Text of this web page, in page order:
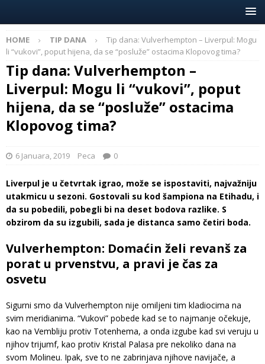
HOME TIP DANA
Tip dana: Vulverhempton – Liverpul: Mogu
li “vukovi”, poput hijena, da se “posluže” ostacima Klopovog tima?
Tip dana: Vulverhempton –
Liverpul: Mogu li “vukovi”, poput
hijena, da se “posluže” ostacima
Klopovog tima?
6 Januara, 2019 Peca 0
Liverpul je u četvrtak igrao, može se ispostaviti, najvažniju
utakmicu u sezoni. Gostovali su kod šampiona na Etihadu, i
da su pobedili, pobegli bi na deset bodova razlike. S
obzirom da su izgubili, sada je distanca samo četiri boda.
Vulverhempton: Domaćin želi revanš za
porat u prvenstvu, a pravi je čas za
osvetu
Sigurni smo da Vulverhempton nije omiljeni tim kladiocima na
svim meridianima. “Vukovi” pobede kad se to najmanje očekuje,
kao na Vembliju protiv Totenhema, a onda izgube kad svi veruju u
njihov trijumf, kao protiv Kristal Palasa pre nekoliko dana na
svom Molineu. Ipak, sve to ne zabrinjava njihove navijače, a